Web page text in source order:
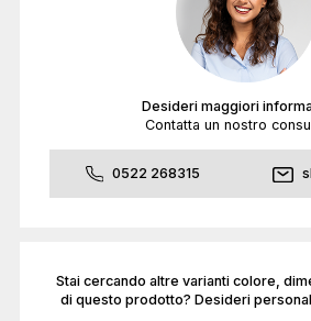
Desideri maggiori
Contatta un nostro
0522 268315
Stai cercando altre varianti colore,
di questo prodotto? Desideri